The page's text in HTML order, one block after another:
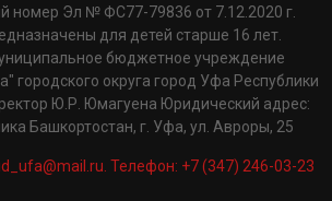
номер Эл № ФС77-79836 от 7.12.2020 г.
для детей старше 16 лет.
бюджетное учреждение
городского округа город Уфа Республики
Ю.Р. Юмагуена Юридический адрес:
Башкортостан, г. Уфа, ул. Авроры, 25
Телефон: +7 (347) 246-03-23